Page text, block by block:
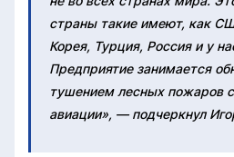
страны такие имеют, как
Корея, Турция, Россия и у
Предприятие занимается
тушением лесных пожаров
авиации», — подчеркнул